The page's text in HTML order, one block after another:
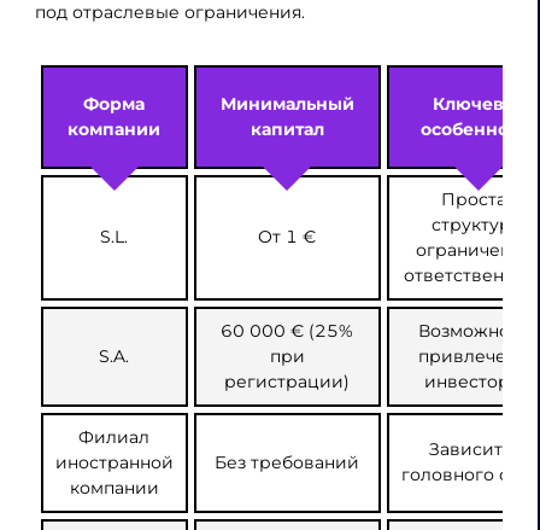
под отраслевые ограничения.
Форма
компании
Минимальный
капитал
Ключевая
особенность
S.L. От 1 €
Простая
структура,
ограниченная
S.A.
60 000 € (25%
при
регистрации)
Возможность
привлечения
инвесторов
Филиал
иностранной
компании
Без требований
Зависит от
головного